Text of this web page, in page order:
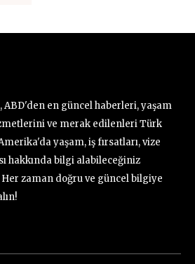
en güncel haberleri, yaşam
ve merak edilenleri Türk
yaşam, iş fırsatları, vize
hakkında bilgi alabileceğiniz
zaman doğru ve güncel bilgiye